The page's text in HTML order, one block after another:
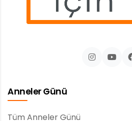
Anneler Günü
Tüm Anneler Günü